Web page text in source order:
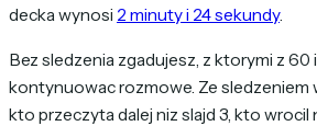
decka wynosi 2 minuty i 24 sekundy.
Bez sledzenia zgadujesz, z ktorymi z
kontynuowac rozmowe. Ze sledzeniem
kto przeczyta dalej niz slajd 3, kto wrocil